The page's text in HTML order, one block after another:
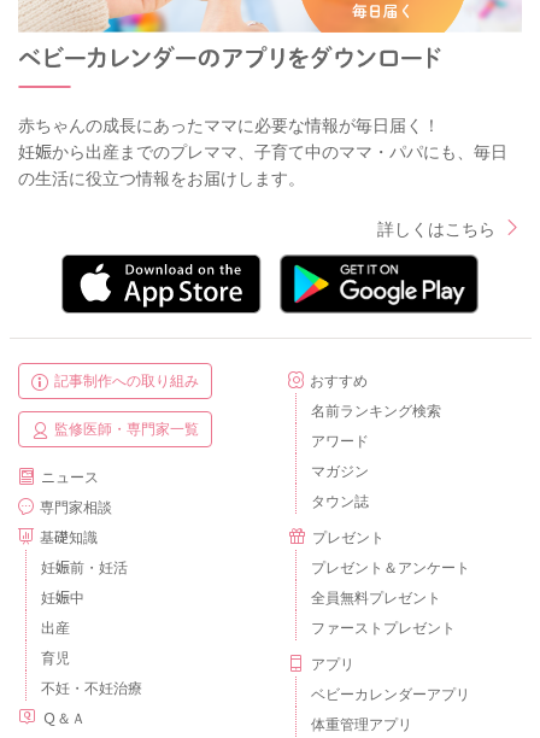
赤ちゃんの成長にあったママに必要な情報が毎日届く！
妊娠から出産までのプレママ、子育て中のママ・パパにも、毎日
の生活に役立つ情報をお届けします。
詳しくはこちら
記事制作への取り組み
監修医師・専門家一覧
ニュース
専門家相談
基礎知識
妊娠前・妊活
妊娠中
出産
育児
不妊・不妊治療
Ｑ＆Ａ
おすすめ
名前ランキング検索
アワード
マガジン
タウン誌
プレゼント
プレゼント＆アンケート
全員無料プレゼント
ファーストプレゼント
アプリ
ベビーカレンダーアプリ
体重管理アプリ